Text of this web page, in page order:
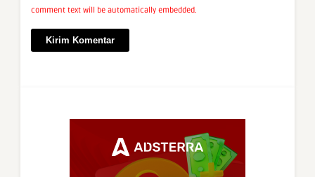
comment text will be automatically embedded.